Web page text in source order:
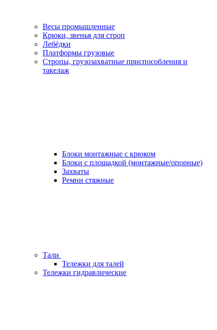
Весы промышленные
Крюки, звенья для строп
Лебёдки
Платформы грузовые
Стропы, грузозахватные приспособления и
такелаж
Блоки монтажные с крюком
Блоки с площадкой (монтажные/опорные)
Захваты
Ремни стяжные
Тали
Тележки для талей
Тележки гидравлические